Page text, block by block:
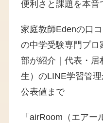
便利さと課題を本音
家庭教師Edenの口
の中学受験専門プ
部が紹介｜代表・居
生）のLINE学習管
公表値まで
「airRoom（エアー